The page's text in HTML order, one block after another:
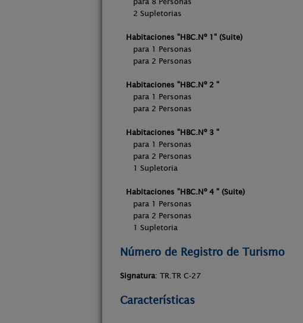
2 Supletorias
Habitaciones "HBC.Nº 1" (Suite)
para 1 Personas
para 2 Personas
Habitaciones "HBC.Nº 2 "
para 1 Personas
para 2 Personas
Habitaciones "HBC.Nº 3 "
para 1 Personas
para 2 Personas
1 Supletoria
Habitaciones "HBC.Nº 4 " (Suite)
para 1 Personas
para 2 Personas
1 Supletoria
Número de Registro de Turismo
Signatura: TR.TR C-27
Características